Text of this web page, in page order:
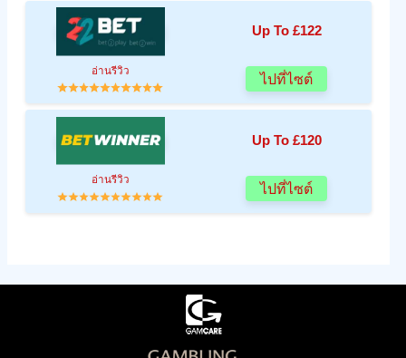
Up To £122
อ่านรีวิว
ไปที่ไซต์
Up To £120
อ่านรีวิว
ไปที่ไซต์